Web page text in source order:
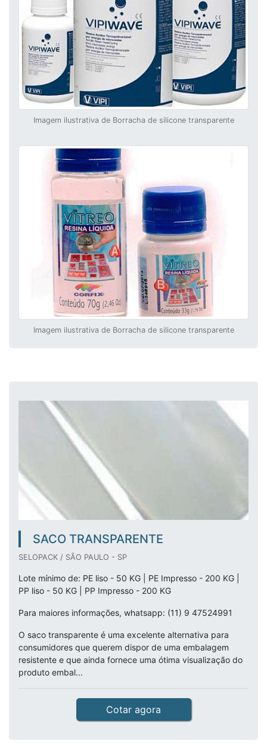
Imagem ilustrativa de Borracha de silicone transparente
Imagem ilustrativa de Borracha de silicone transparente
SACO TRANSPARENTE
SELOPACK / SÃO PAULO - SP
Lote mínimo de: PE liso - 50 KG | PE Impresso - 200 KG |
PP liso - 50 KG | PP Impresso - 200 KG
Para maiores informações, whatsapp: (11) 9 47524991
O saco transparente é uma excelente alternativa para
consumidores que querem dispor de uma embalagem
resistente e que ainda fornece uma ótima visualização do
produto embal...
Cotar agora